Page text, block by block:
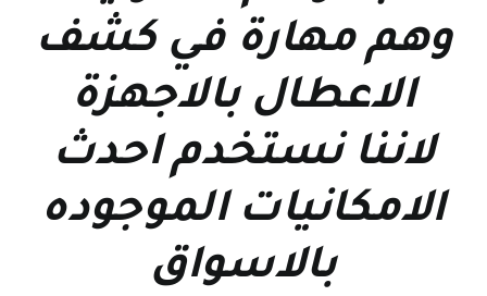
وهم مهارة في كشف
الاعطال بالاجهزة
لاننا نستخدم احدث
الامكانيات الموجوده
بالاسواق